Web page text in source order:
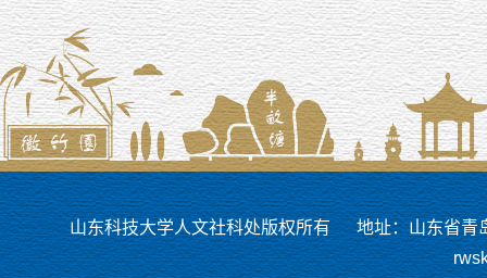
山东科技大学人文社科处版权所有
地址：山东省